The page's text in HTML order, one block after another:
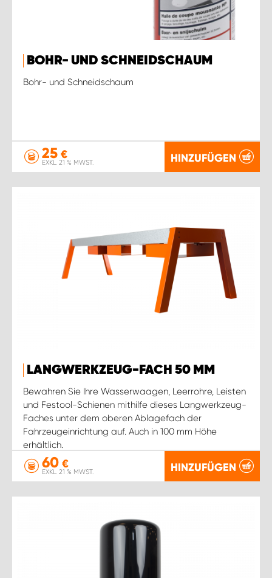
BOHR- UND SCHNEIDSCHAUM
Bohr- und Schneidschaum
25 €
EXKL. 21 % MWST. HINZUFÜGEN
LANGWERKZEUG-FACH 50 MM
Bewahren Sie Ihre Wasserwaagen, Leerrohre, Leisten
und Festool-Schienen mithilfe dieses Langwerkzeug-
Faches unter dem oberen Ablagefach der
Fahrzeugeinrichtung auf. Auch in 100 mm Höhe
erhältlich.
60 €
EXKL. 21 % MWST. HINZUFÜGEN